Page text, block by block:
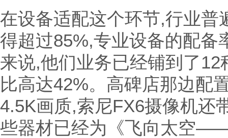
在设备适配这个环节,行业普
得超过85%,专业设备的配备
来说,他们业务已经铺到了
比高达42%。高碑店那边配
4.5K画质,索尼FX6摄像机还
些器材已经为《飞向太空